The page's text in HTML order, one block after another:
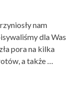
nam
dla Was
pora na kilka
a także …